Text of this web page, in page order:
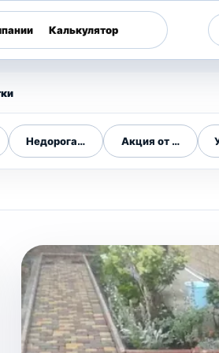
Калькулятор
Недорогая плиткаАкция от 200 м²